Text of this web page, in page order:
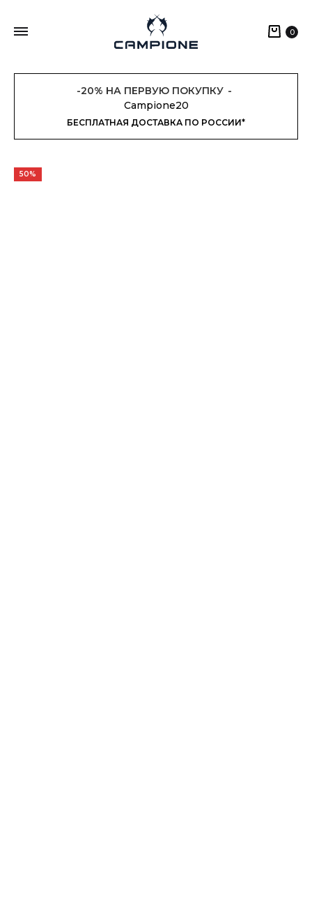
0
-20% НА ПЕРВУЮ ПОКУПКУ
Campione20
БЕСПЛАТНАЯ ДОСТАВКА ПО РОССИИ*
50%